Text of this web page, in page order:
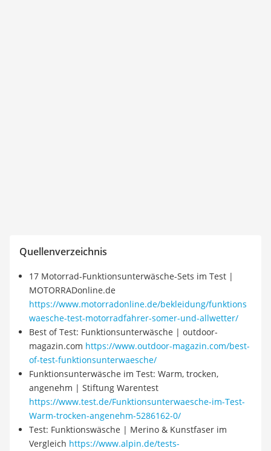
Quellenverzeichnis
17 Motorrad-Funktionsunterwäsche-Sets im Test |
MOTORRADonline.de
https://www.motorradonline.de/bekleidung/funktions
waesche-test-motorradfahrer-somer-und-allwetter/
Best of Test: Funktionsunterwäsche | outdoor-
magazin.com https://www.outdoor-magazin.com/best-
of-test-funktionsunterwaesche/
Funktionsunterwäsche im Test: Warm, trocken,
angenehm | Stiftung Warentest
https://www.test.de/Funktionsunterwaesche-im-Test-
Warm-trocken-angenehm-5286162-0/
Test: Funktionswäsche | Merino & Kunstfaser im
Vergleich https://www.alpin.de/tests-